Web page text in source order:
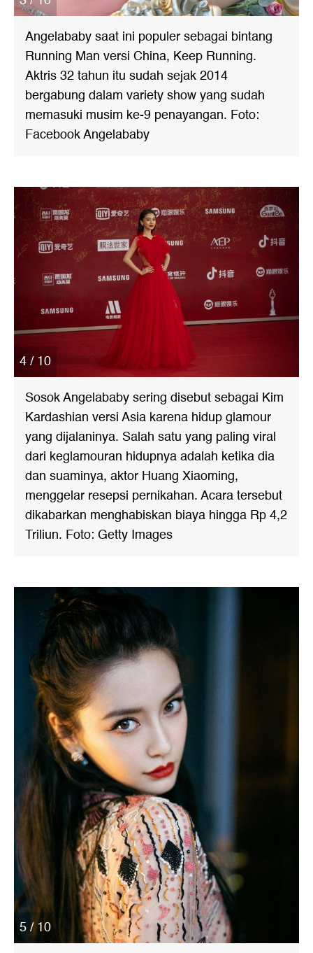
Angelababy saat ini populer sebagai bintang
Running Man versi China, Keep Running.
Aktris 32 tahun itu sudah sejak 2014
bergabung dalam variety show yang sudah
memasuki musim ke-9 penayangan. Foto:
Facebook Angelababy
4 / 10
Sosok Angelababy sering disebut sebagai Kim
Kardashian versi Asia karena hidup glamour
yang dijalaninya. Salah satu yang paling viral
dari keglamouran hidupnya adalah ketika dia
dan suaminya, aktor Huang Xiaoming,
menggelar resepsi pernikahan. Acara tersebut
dikabarkan menghabiskan biaya hingga Rp 4,2
Triliun. Foto: Getty Images
5 / 10